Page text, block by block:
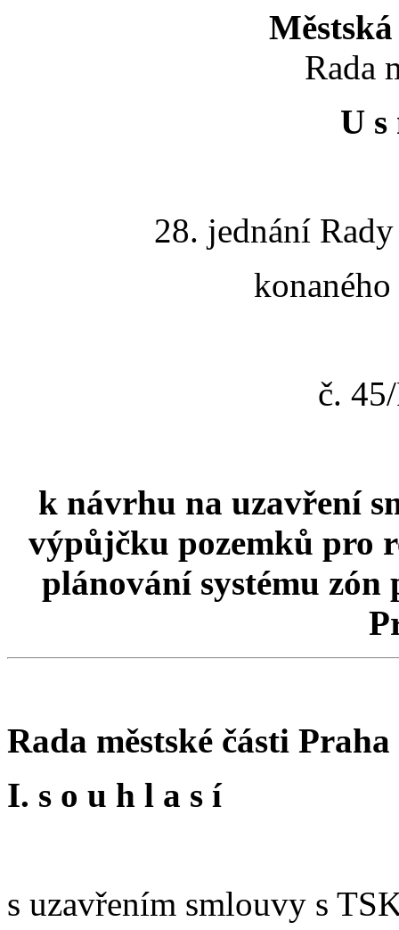
Rada
U s
28. jednání
č.
k návrhu na uzavření
výpůjčku pozemků pro
plánování systému zón
Rada městské části Praha
I. s o u h l a s í
s uzavřením smlouvy s